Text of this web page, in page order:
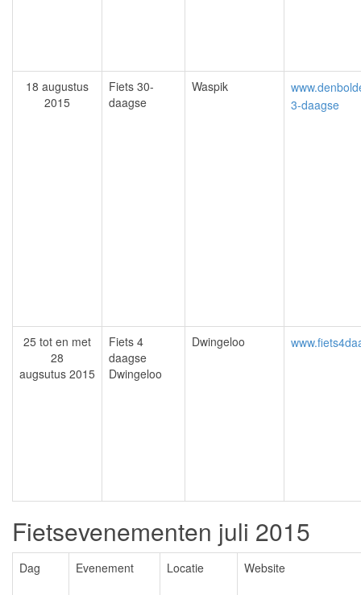
18 augustus
2015
Fiets 30-
daagse
Waspik
3-daagse
25 tot en met
28
augsutus 2015
Fiets 4
daagse
Dwingeloo
Dwingeloo
Fietsevenementen juli 2015
Dag Evenement Locatie Website